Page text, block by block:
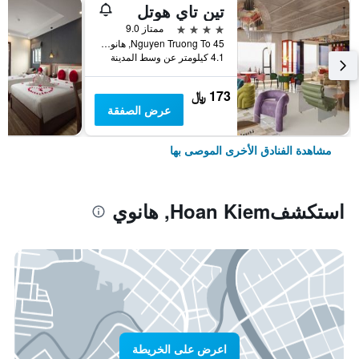
تين تاي هوتل
4 نجوم
ممتاز 9.0
45 Nguyen Truong To, هانوي, فيتنام
4.1 كيلومتر عن وسط المدينة
173 ﷼
عرض الصفقة
مشاهدة الفنادق الأخرى الموصى بها
استكشفHoan Kiem, هانوي
اعرض على الخريطة